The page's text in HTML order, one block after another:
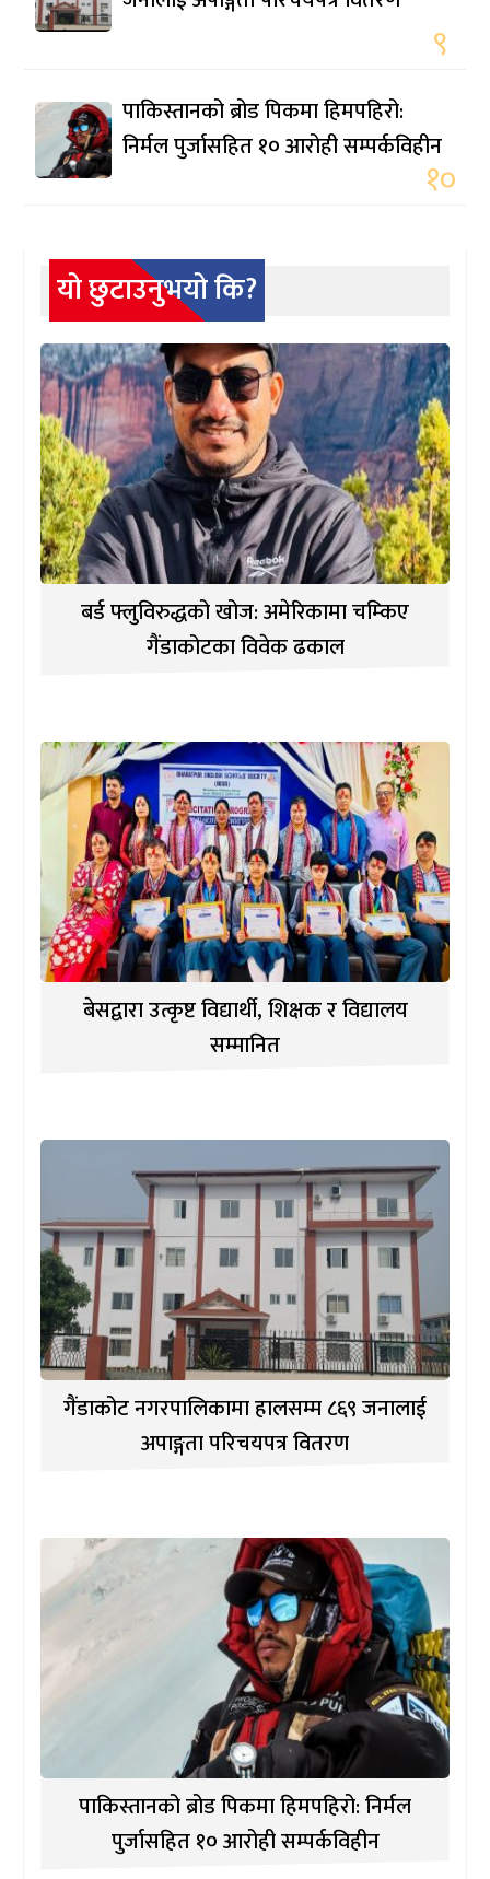
९
पाकिस्तानको ब्रोड पिकमा हिमपहिरो:
निर्मल पुर्जासहित १० आरोही सम्पर्कविहीन
१०
यो छुटाउनुभयो कि?
बर्ड फ्लुविरुद्धको खोज: अमेरिकामा चम्किए
गैंडाकोटका विवेक ढकाल
बेसद्वारा उत्कृष्ट विद्यार्थी, शिक्षक र विद्यालय
सम्मानित
गैंडाकोट नगरपालिकामा हालसम्म ८६९ जनालाई
अपाङ्गता परिचयपत्र वितरण
पाकिस्तानको ब्रोड पिकमा हिमपहिरो: निर्मल
पुर्जासहित १० आरोही सम्पर्कविहीन